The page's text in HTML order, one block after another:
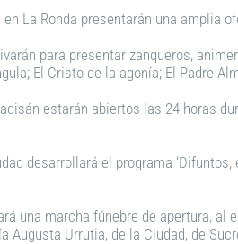
La Ronda presentarán una amplia
para presentar zanqueros,
El Cristo de la agonía; El Padre
estarán abiertos las 24 horas
desarrollará el programa
una marcha fúnebre de apertura,
Urrutia, de la Ciudad, de